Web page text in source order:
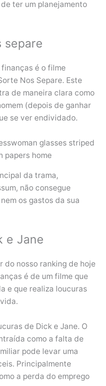
ter um planejamento
separe
é o filme
Nos Separe. Este
de maneira clara como
(depois de ganhar
se ver endividado.
da trama,
não consegue
os gastos da sua
e Jane
do nosso ranking de hoje
é de um filme que
e que realiza loucuras
de Dick e Jane. O
como a falta de
pode levar uma
Principalmente
a perda do emprego